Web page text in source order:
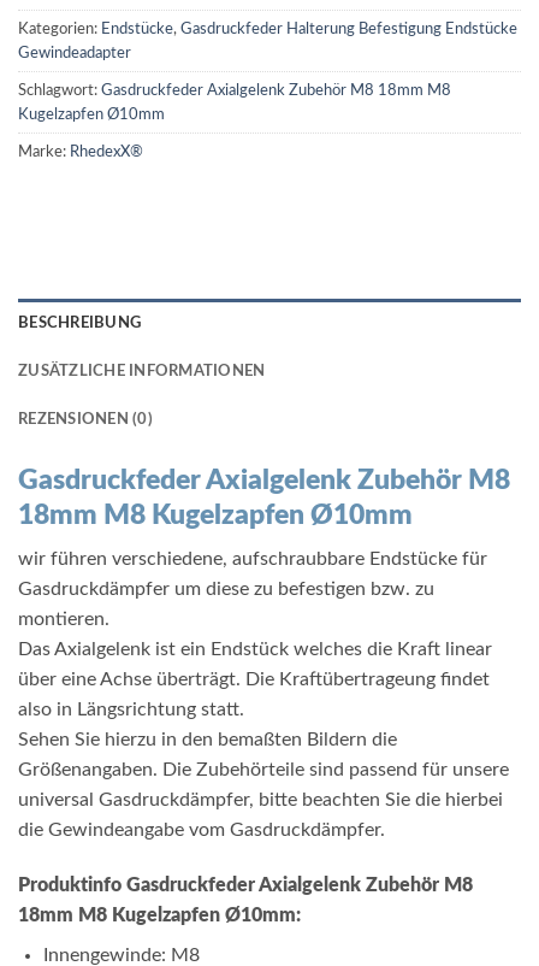
Kategorien: Endstücke, Gasdruckfeder Halterung Befestigung Endstücke
Gewindeadapter
Schlagwort: Gasdruckfeder Axialgelenk Zubehör M8 18mm M8
Kugelzapfen Ø10mm
Marke: RhedexX®
BESCHREIBUNG
ZUSÄTZLICHE INFORMATIONEN
REZENSIONEN (0)
Gasdruckfeder Axialgelenk Zubehör M8
18mm M8 Kugelzapfen Ø10mm
wir führen verschiedene, aufschraubbare Endstücke für
Gasdruckdämpfer um diese zu befestigen bzw. zu
montieren.
Das Axialgelenk ist ein Endstück welches die Kraft linear
über eine Achse überträgt. Die Kraftübertrageung findet
also in Längsrichtung statt.
Sehen Sie hierzu in den bemaßten Bildern die
Größenangaben. Die Zubehörteile sind passend für unsere
universal Gasdruckdämpfer, bitte beachten Sie die hierbei
die Gewindeangabe vom Gasdruckdämpfer.
Produktinfo Gasdruckfeder Axialgelenk Zubehör M8
18mm M8 Kugelzapfen Ø10mm:
Innengewinde: M8